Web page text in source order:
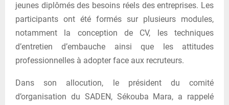
jeunes diplômés des besoins réels des entreprises. Les
participants ont été formés sur plusieurs modules,
notamment la conception de CV, les techniques
d’entretien d’embauche ainsi que les attitudes
professionnelles à adopter face aux recruteurs.
Dans son allocution, le président du comité
d’organisation du SADEN, Sékouba Mara, a rappelé